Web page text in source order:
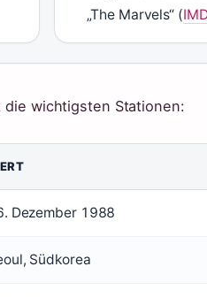
„The Marvels“ (
die wichtigsten Stationen:
Dezember 1988
Südkorea